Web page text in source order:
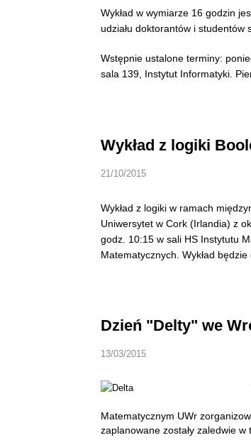
Wykład w wymiarze 16 godzin
udziału doktorantów i
Wstępnie ustalone terminy:
sala 139, Instytut Informatyki.
Wykład z logiki
21/10/2015
Wykład z logiki w ramach
Uniwersytet w Cork (Irlandia) z
godz. 10:15 w sali HS Instytutu
Matematycznych. Wykład
Dzień "Delty" we
13/03/2015
Matematycznym UWr
zaplanowane zostały zaledwie